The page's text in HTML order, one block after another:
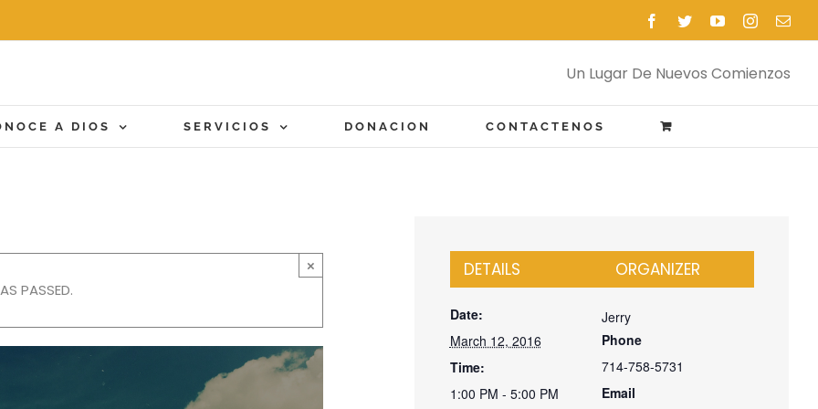
Facebook
TwitterYouTubeInstagram
Un Lugar De Nuevos Comienzos
A DIOS SERVICIOS DONACION CONTACTENOS
×
PASSED.
DETAILS
Date:
March 12, 2016
Time:
1:00 PM - 5:00 PM
ORGANIZER
Jerry
Phone
714-758-5731
Email